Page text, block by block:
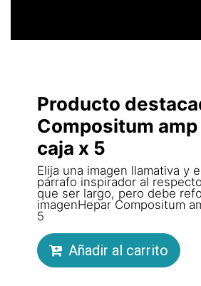
Producto
Compositum amp
caja x 5
Elija una imagen llamativa y
párrafo inspirador al
que ser largo, pero debe
imagenHepar Compositum
5
Añadir al carrito